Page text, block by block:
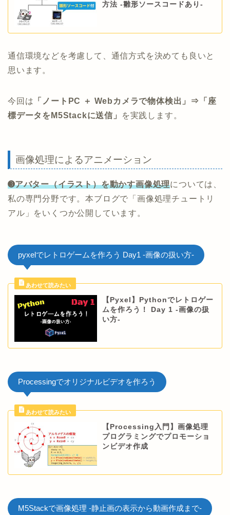
方法 -雛形ソースコードあり-
通信環境などを考慮して、通信方式を決めても良いと
思います。
今回は 「ノートPC ＋ Webカメラで物体検出」⇒「座
標データをM5Stackに送信」
を実践します。
画像処理によるアニメーション
➌アバター（イラスト）を動かす画像処理については、
私の専門分野です。本ブログで「画像処理チュートリ
アル」をいくつか公開しています。
pyxelでレトロゲームを作ろう Day1 -画像の扱い方-
【Pyxel】Pythonでレトロゲー
ムを作ろう！ Day 1 -画像の扱
い方-
Processingでオリジナルビデオを作ろう
【Processing入門】画像処理
プログラミングでプロモーショ
ンビデオ作成
M5Stackで画像処理 -静止画の表示から動画作成まで-